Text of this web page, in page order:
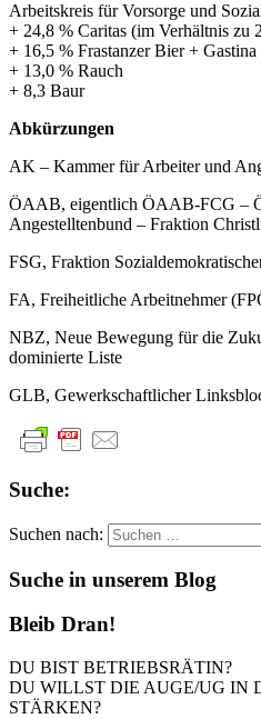
Arbeitskreis für Vorsorge und
+ 24,8 % Caritas (im Verhältnis zu
+ 16,5 % Frastanzer Bier + Gastina
+ 13,0 % Rauch
+ 8,3 Baur
Abkürzungen
AK – Kammer für Arbeiter und
ÖAAB, eigentlich ÖAAB-FCG –
Angestelltenbund – Fraktion
FSG, Fraktion
FA, Freiheitliche Arbeitnehmer
NBZ, Neue Bewegung für die
dominierte Liste
GLB, Gewerkschaftlicher
Suche:
Suchen nach:
Suche in unserem Blog
Bleib Dran!
DU BIST BETRIEBSRÄTIN?
DU WILLST DIE AUGE/UG IN
STÄRKEN?